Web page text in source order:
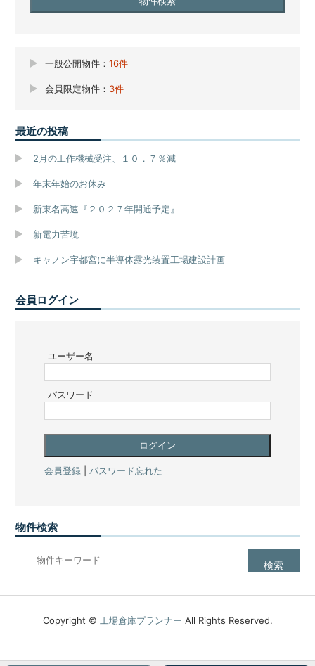
一般公開物件： 16件
会員限定物件： 3件
最近の投稿
2月の工作機械受注、１０．７％減
年末年始のお休み
新東名高速『２０２７年開通予定』
新電力苦境
キャノン宇都宮に半導体露光装置工場建設計画
会員ログイン
ユーザー名
パスワード
会員登録| パスワード忘れた
物件検索
Copyright © 工場倉庫プランナー All Rights Reserved.